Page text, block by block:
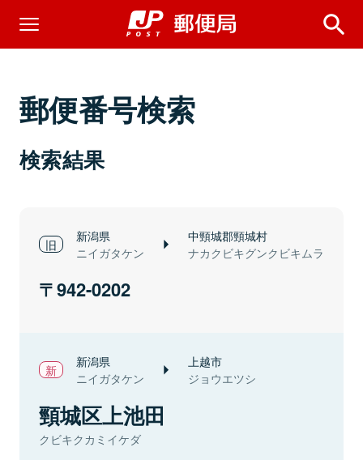
郵便番号検索
検索結果
新潟県
ニイガタケン
中頸城郡頸城村
ナカクビキグンクビキムラ
942-0202
新潟県
ニイガタケン
上越市
ジョウエツシ
頸城区上池田
クビキクカミイケダ